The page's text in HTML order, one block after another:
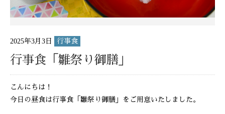
2025年3月3日 行事食
行事食「雛祭り御膳」
こんにちは！
今日の昼食は行事食「雛祭り御膳」をご用意いたしました。